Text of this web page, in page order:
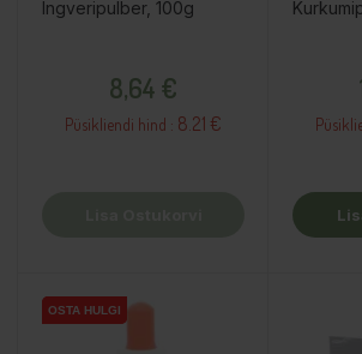
Ingveripulber, 100g
8,64 €
Püsikliendi hind : 8.21 €
OSTA HULGI
OSTA HULGI